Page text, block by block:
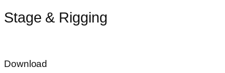
Stage & Rigging
Download